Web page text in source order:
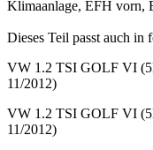
Klimaanlage, EFH vorn,
Dieses Teil passt auch in
VW 1.2 TSI GOLF VI
11/2012)
VW 1.2 TSI GOLF VI
11/2012)